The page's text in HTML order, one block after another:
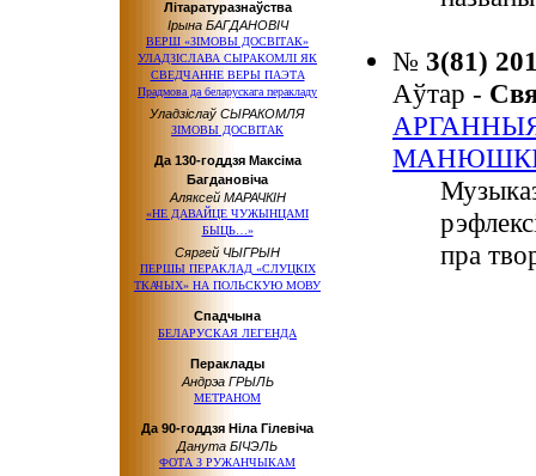
Літаратуразнаўства
Ірына БАГДАНОВІЧ
ВЕРШ «ЗІМОВЫ ДОСВІТАК»
УЛАДЗІСЛАВА СЫРАКОМЛІ ЯК
СВЕДЧАННЕ ВЕРЫ ПАЭТА
Прадмова да беларускага перакладу
Уладзіслаў СЫРАКОМЛЯ
ЗІМОВЫ ДОСВІТАК
Да 130-годдзя Максіма
Багдановіча
Аляксей МАРАЧКІН
«НЕ ДАВАЙЦЕ ЧУЖЫНЦАМІ
БЫЦЬ…»
Сяргей ЧЫГРЫН
ПЕРШЫ ПЕРАКЛАД «СЛУЦКІХ
ТКАЧЫХ» НА ПОЛЬСКУЮ МОВУ
Спадчына
БЕЛАРУСКАЯ ЛЕГЕНДА
Пераклады
Андрэа ГРЫЛЬ
МЕТРАНОМ
Да 90-годдзя Ніла Гілевіча
Данута БІЧЭЛЬ
ФОТА З РУЖАНЧЫКАМ
№ 3(81)
Аўтар -
пра